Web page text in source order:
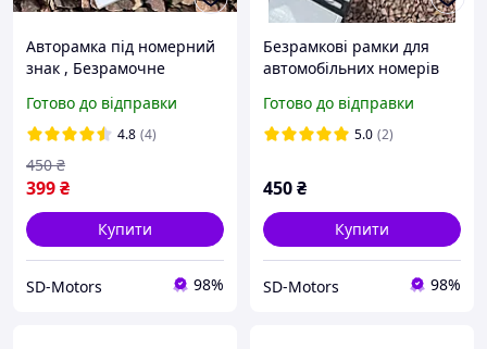
Авторамка під номерний
знак , Безрамочне
шт на 2 номери
Готово до відправки
4.8 (4)
399₴
450 ₴
Купити
SD-Motors 98%
Безрамкові рамки для
автомобільних номерів
номера авто4 шт
Готово до відправки
5.0 (2)
450₴
Купити
SD-Motors 98%